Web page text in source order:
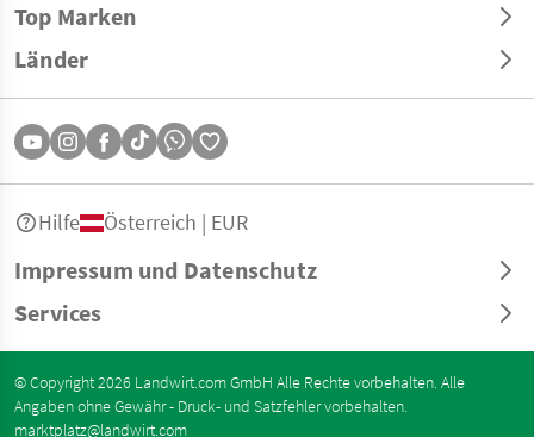
Top Marken
Länder
Impressum und Datenschutz
Services
Hilfe Österreich | EUR
© Copyright 2026 Landwirt.com GmbH Alle Rechte vorbehalten. Alle
Angaben ohne Gewähr - Druck- und Satzfehler vorbehalten.
marktplatz@landwirt.com